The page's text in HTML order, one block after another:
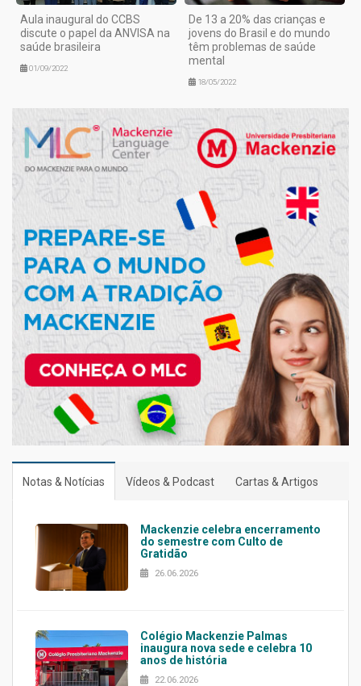
Aula inaugural do CCBS
discute o papel da ANVISA na
saúde brasileira
01/09/2022
De 13 a 20% das crianças e
jovens do Brasil e do mundo
têm problemas de saúde
mental
18/05/2022
Notas & Notícias Vídeos & Podcast Cartas & Artigos
Mackenzie celebra encerramento
do semestre com Culto de
Gratidão
26.06.2026
Colégio Mackenzie Palmas
inaugura nova sede e celebra 10
anos de história
22.06.2026